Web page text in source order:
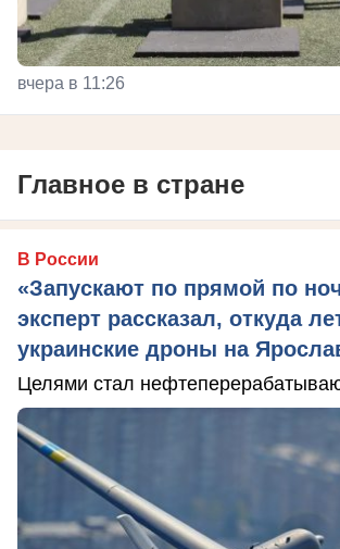
вчера в 11:26
Главное в стране
В России
«Запускают по прямой по
эксперт рассказал, откуда
украинские дроны на
Целями стал